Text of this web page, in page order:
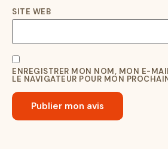
SITE WEB
ENREGISTRER MON NOM, MON E-
LE NAVIGATEUR POUR MON